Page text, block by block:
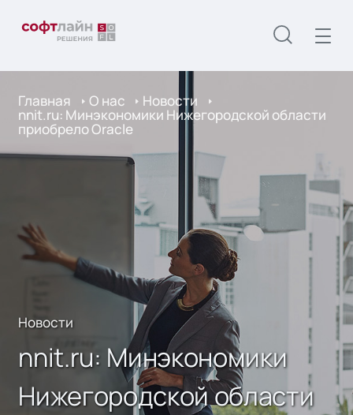
Главная О нас Новости
nnit.ru: Минэкономики Нижегородской области
приобрело Oracle
Новости
nnit.ru: Минэкономики
Нижегородской области